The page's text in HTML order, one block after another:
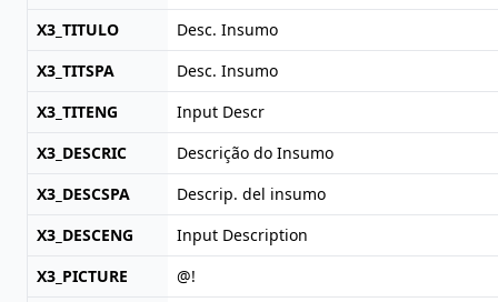
X3_TITULO
Desc. Insumo
X3_TITSPA
Desc. Insumo
X3_TITENG
Input Descr
X3_DESCRIC
Descrição do Insumo
X3_DESCSPA
Descrip. del insumo
X3_DESCENG
Input Description
X3_PICTURE
@!